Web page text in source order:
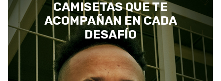
CAMISETAS QUE TE
ACOMPAÑAN EN CADA
DESAFÍO